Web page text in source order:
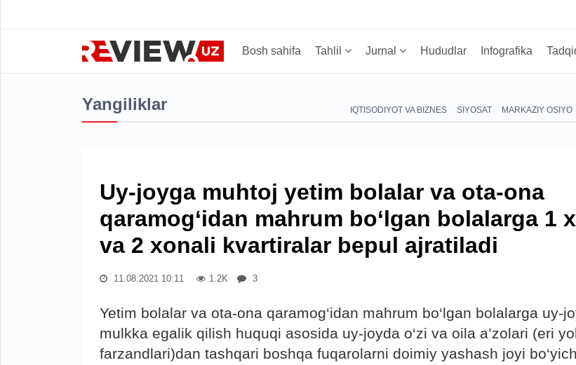
Bosh sahifa Tahlil Jurnal Hududlar Infografika
Yangiliklar IQTISODIYOT VA BIZNES SIYOSAT MARKAZIY OSIYO
Uy-joyga muhtoj yetim bolalar va ota-ona
qaramog‘idan mahrum bo‘lgan bolalarga 1
va 2 xonali kvartiralar bepul ajratiladi
11.08.2021 10:11 1.2K 3
Yetim bolalar va ota-ona qaramog‘idan mahrum bo‘lgan bolalarga uy-
mulkka egalik qilish huquqi asosida uy-joyda o‘zi va oila a’zolari (eri
farzandlari)dan tashqari boshqa fuqarolarni doimiy yashash joyi